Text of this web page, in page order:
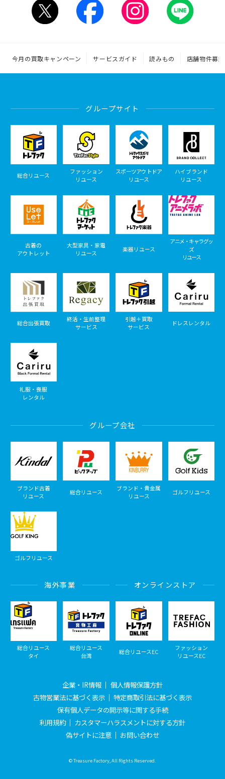
今月の買取キャンペーン サービスガイド 読みもの 店舗物件募集
グループサイト
総合リユース
ファッション
リユース
スポーツアウトドア
リユース
ハイブランド
リユース
古着の
アウトレット
大型家具・家電
リユース
楽器リユース
アニメ・キャラグッ
ズ
リユース
総合出張買取
終活・生前整理
サービス
引越＋買取
サービス
ドレスレンタル
礼服・喪服
レンタル
グループ会社
ブランド古着
リユース
総合リユース
ブランド・貴金属
リユース
ゴルフリユース
ゴルフリユース
海外事業
総合リユース
タイ
総合リユース
台湾
オンラインストア
総合リユースEC
ファッション
リユースEC
企業・IR情報
個人情報保護方針
古物営業法に基づく表示
特定商取引法に基づく表示
保有個人データの開示等に関する手続
利用規約
カスタマーハラスメントに対する方針
偽サイトに注意
お問い合わせ
© Treasure Factory, All Rights Reserved.